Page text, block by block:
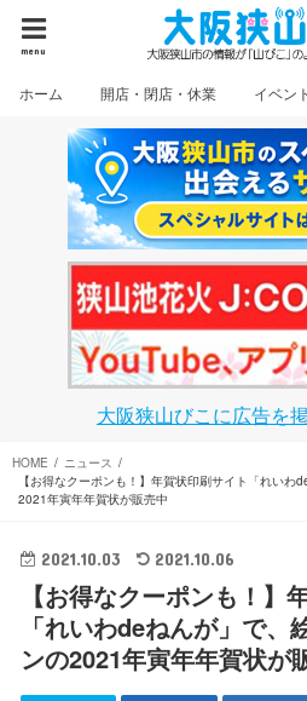
menu
ホーム 開店・閉店・休業 イベント
大阪狭山びこに広告を
HOME
ニュース
【お得なクーポンも！】年賀状印刷サイト「れい
2021年寅年年賀状が販売中
2021.10.03 2021.10.06
【お得なクーポンも！】
「れいわdeねんが」で
ンの2021年寅年年賀状が